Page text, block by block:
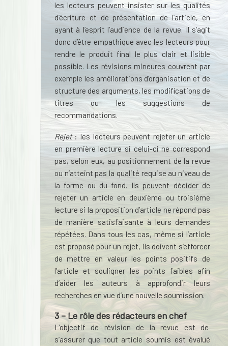
les lecteurs peuvent insister sur les qualités
d’écriture et de présentation de l’article, en
ayant à l’esprit l’audience de la revue. Il s’agit
donc d’être empathique avec les lecteurs pour
rendre le produit final le plus clair et lisible
possible. Les révisions mineures couvrent par
exemple les améliorations d’organisation et de
structure des arguments, les modifications de
titres ou les suggestions de
recommandations.
Rejet: les lecteurs peuvent rejeter un article
en première lecture si celui-ci ne correspond
pas, selon eux, au positionnement de la revue
ou n’atteint pas la qualité requise au niveau de
la forme ou du fond. Ils peuvent décider de
rejeter un article en deuxième ou troisième
lecture si la proposition d’article ne répond pas
de manière satisfaisante à leurs demandes
répétées. Dans tous les cas, même si l’article
est proposé pour un rejet, ils doivent s’efforcer
de mettre en valeur les points positifs de
l’article et souligner les points faibles afin
d’aider les auteurs à approfondir leurs
recherches en vue d’une nouvelle soumission.
3 – Le rôle des rédacteurs en chef
L’objectif de révision de la revue est de
s’assurer que tout article soumis est évalué